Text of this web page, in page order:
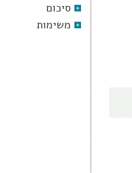
סיכום
משימות